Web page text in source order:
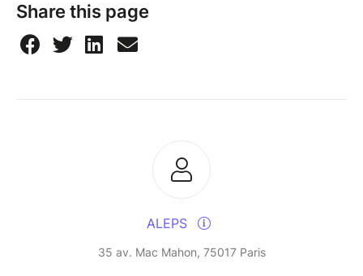
Share this page
ALEPS
35 av. Mac Mahon, 75017 Paris